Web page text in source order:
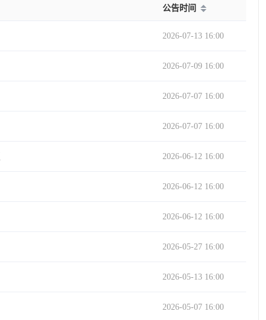
公告时间
2026-07-13 16:00
2026-07-09 16:00
2026-07-07 16:00
2026-07-07 16:00
2026-06-12 16:00
2026-06-12 16:00
2026-06-12 16:00
2026-05-27 16:00
2026-05-13 16:00
2026-05-07 16:00